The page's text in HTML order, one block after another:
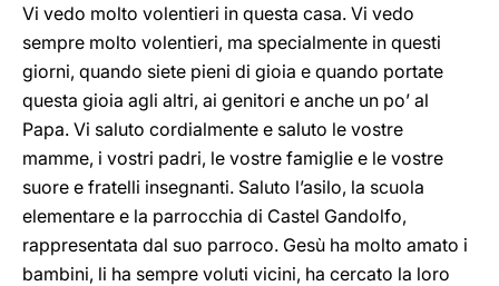
Vi vedo molto volentieri in questa casa. Vi vedo
sempre molto volentieri, ma specialmente in questi
giorni, quando siete pieni di gioia e quando portate
questa gioia agli altri, ai genitori e anche un po’ al
Papa. Vi saluto cordialmente e saluto le vostre
mamme, i vostri padri, le vostre famiglie e le vostre
suore e fratelli insegnanti. Saluto l’asilo, la scuola
elementare e la parrocchia di Castel Gandolfo,
rappresentata dal suo parroco. Gesù ha molto amato i
bambini, li ha sempre voluti vicini, ha cercato la loro